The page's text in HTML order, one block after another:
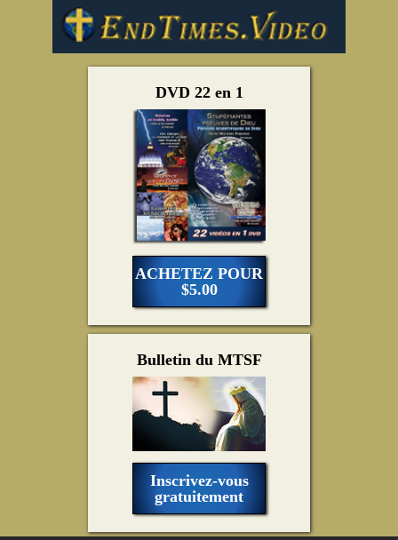
DVD 22 en 1
ACHETEZ POUR
$5.00
Bulletin du MTSF
Inscrivez-vous
gratuitement